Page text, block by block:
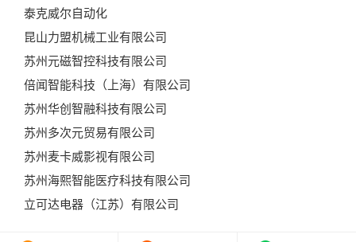
泰克威尔自动化
昆山力盟机械工业有限公司
苏州元磁智控科技有限公司
倍闻智能科技（上海）有限公司
苏州华创智融科技有限公司
苏州多次元贸易有限公司
苏州麦卡威影视有限公司
苏州海熙智能医疗科技有限公司
立可达电器（江苏）有限公司